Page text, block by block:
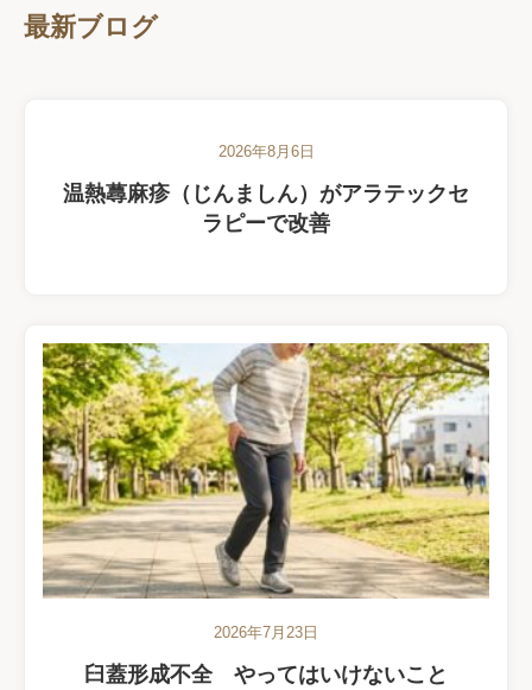
最新ブログ
2026年8月6日
温熱蕁麻疹（じんましん）がアラテックセ
ラピーで改善
2026年7月23日
臼蓋形成不全 やってはいけないこと